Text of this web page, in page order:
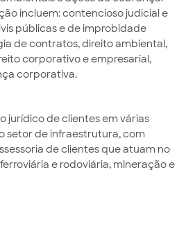
incluem: contencioso judicial e
públicas e de improbidade
de contratos, direito ambiental,
corporativo e empresarial,
corporativa.
jurídico de clientes em várias
setor de infraestrutura, com
de clientes que atuam no
e rodoviária, mineração e